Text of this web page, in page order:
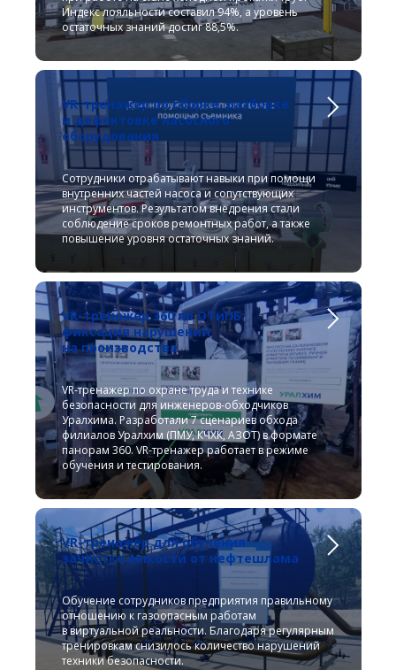
Индекс лояльности составил 94%, а уровень
остаточных знаний достиг 88,5%.
VR-тренажер по сборке, разборке
и дефектовке насосного
оборудования
Сотрудники отрабатывают навыки при помощи
внутренних частей насоса и сопутствующих
инструментов. Результатом внедрения стали
соблюдение сроков ремонтных работ, а также
повышение уровня остаточных знаний.
VR-тренажер 360 по ОТиПБ:
фиксация нарушений
на производстве
VR-тренажер по охране труда и технике
безопасности для инженеров-обходчиков
Уралхима. Разработали 7 сценариев обхода
филиалов Уралхим (ПМУ, КЧХК, АЗОТ) в формате
панорам 360. VR-тренажер работает в режиме
обучения и тестирования.
VR-тренажер для обучения
зачистке емкости от нефтешлама
Обучение сотрудников предприятия правильному
отношению к газоопасным работам
в виртуальной реальности. Благодаря регулярным
тренировкам снизилось количество нарушений
техники безопасности.